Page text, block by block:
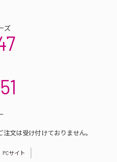
ズ
文は受け付けておりません。
PCサイト